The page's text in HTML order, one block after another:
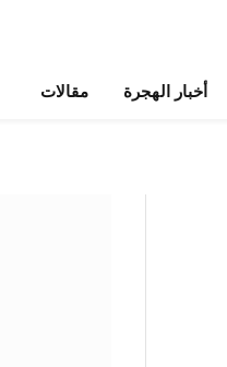
أخبار الهجرة مقالات